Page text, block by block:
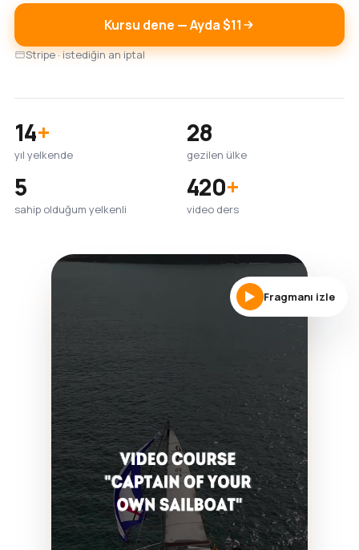
Kursu dene — Ayda $11
Stripe · istediğin an iptal
14+
yıl yelkende
28
gezilen ülke
5
sahip olduğum yelkenli
420+
video ders
Fragmanı izle